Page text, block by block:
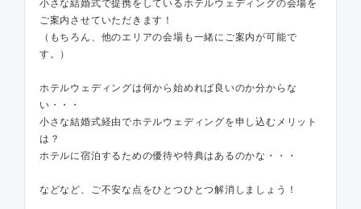
小さな結婚式で提携をしているホテルウェディングの会場を
ご案内させていただきます！
（もちろん、他のエリアの会場も一緒にご案内が可能で
す。）
ホテルウェディングは何から始めれば良いのか分からな
い・・・
小さな結婚式経由でホテルウェディングを申し込むメリット
は？
ホテルに宿泊するための優待や特典はあるのかな・・・
などなど、ご不安な点をひとつひとつ解消しましょう！